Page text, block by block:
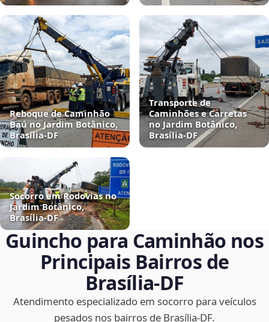
Reboque de Caminhão
Baú no Jardim Botânico,
Brasília‑DF
Transporte de
Caminhões e Carretas
no Jardim Botânico,
Brasília‑DF
Socorro em Rodovias no
Jardim Botânico,
Brasília‑DF
Guincho para Caminhão nos
Principais Bairros de
Brasília‑DF
Atendimento especializado em socorro para veículos
pesados nos bairros de Brasília‑DF.